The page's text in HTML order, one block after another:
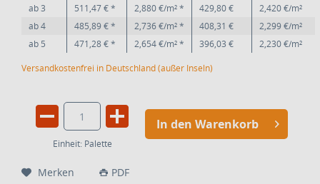
ab3 511,47 € * 2,880 €/m² * 429,80 €
2,420 €/m²
ab4 485,89 € * 2,736 €/m² * 408,31 €
2,299 €/m²
ab 5 471,28 € * 2,654 €/m² * 396,03 €
2,230 €/m²
Versandkostenfrei in Deutschland (außer Inseln)
Einheit: Palette
In den Warenkorb
Merken PDF